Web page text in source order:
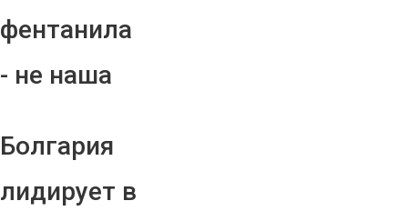
фентанила
- не наша
Болгария
лидирует в